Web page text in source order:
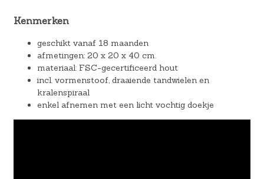
Kenmerken
geschikt vanaf 18 maanden
afmetingen: 20 x 20 x 40 cm.
materiaal: FSC-gecertificeerd hout
incl. vormenstoof, draaiende tandwielen en
kralenspiraal
enkel afnemen met een licht vochtig doekje